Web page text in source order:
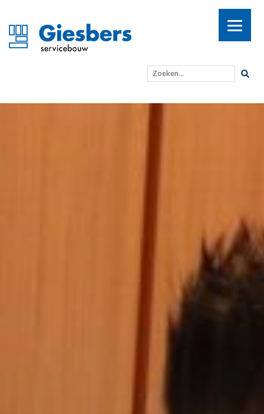
Zoeken...
Het verhaal van